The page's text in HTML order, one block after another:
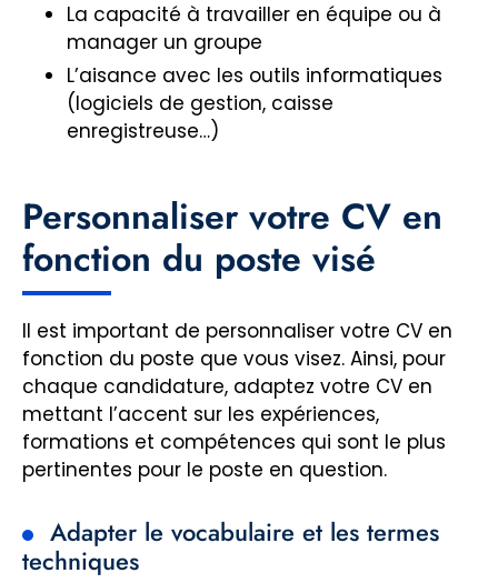
La capacité à travailler en équipe ou à
manager un groupe
L’aisance avec les outils informatiques
(logiciels de gestion, caisse
enregistreuse…)
Personnaliser votre CV en
fonction du poste visé
Il est important de personnaliser votre CV en
fonction du poste que vous visez. Ainsi, pour
chaque candidature, adaptez votre CV en
mettant l’accent sur les expériences,
formations et compétences qui sont le plus
pertinentes pour le poste en question.
Adapter le vocabulaire et les termes
techniques